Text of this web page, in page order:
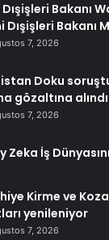
Dışişleri Bakanı
Dışişleri Bakanı
7, 2026
Doku
gözaltına alındı
7, 2026
Zeka İş
Kirme ve
yenileniyor
7, 2026